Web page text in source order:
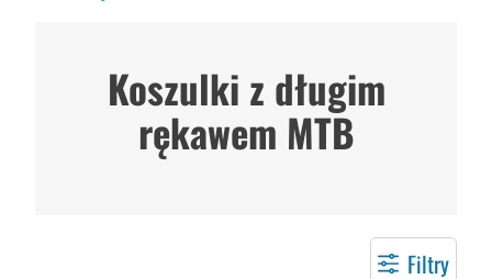
Koszulki z długim
rękawem MTB
Filtry